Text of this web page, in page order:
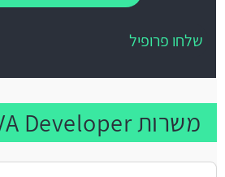
שלחו פרופיל
משרות JAVA Developer נוספות: